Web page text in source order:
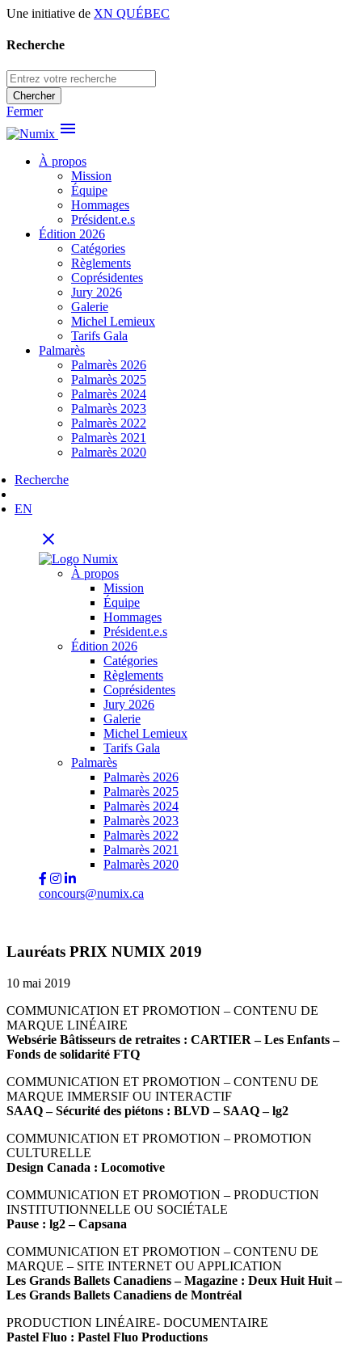
Une initiative de XN QUÉBEC
Recherche
Chercher
Fermer
menu
À propos
Mission
Équipe
Hommages
Président.e.s
Édition 2026
Catégories
Règlements
Coprésidentes
Jury 2026
Galerie
Michel Lemieux
Tarifs Gala
Palmarès
Palmarès 2026
Palmarès 2025
Palmarès 2024
Palmarès 2023
Palmarès 2022
Palmarès 2021
Palmarès 2020
Recherche
EN
close
À propos
Mission
Équipe
Hommages
Président.e.s
Édition 2026
Catégories
Règlements
Coprésidentes
Jury 2026
Galerie
Michel Lemieux
Tarifs Gala
Palmarès
Palmarès 2026
Palmarès 2025
Palmarès 2024
Palmarès 2023
Palmarès 2022
Palmarès 2021
Palmarès 2020
concours@numix.ca
Lauréats PRIX NUMIX 2019
10 mai 2019
COMMUNICATION ET PROMOTION – CONTENU DE
MARQUE LINÉAIRE
Websérie Bâtisseurs de retraites : CARTIER – Les Enfants –
Fonds de solidarité FTQ
COMMUNICATION ET PROMOTION – CONTENU DE
MARQUE IMMERSIF OU INTERACTIF
SAAQ – Sécurité des piétons : BLVD – SAAQ – lg2
COMMUNICATION ET PROMOTION – PROMOTION
CULTURELLE
Design Canada : Locomotive
COMMUNICATION ET PROMOTION – PRODUCTION
INSTITUTIONNELLE OU SOCIÉTALE
Pause : lg2 – Capsana
COMMUNICATION ET PROMOTION – CONTENU DE
MARQUE – SITE INTERNET OU APPLICATION
Les Grands Ballets Canadiens – Magazine : Deux Huit Huit –
Les Grands Ballets Canadiens de Montréal
PRODUCTION LINÉAIRE- DOCUMENTAIRE
Pastel Fluo : Pastel Fluo Productions